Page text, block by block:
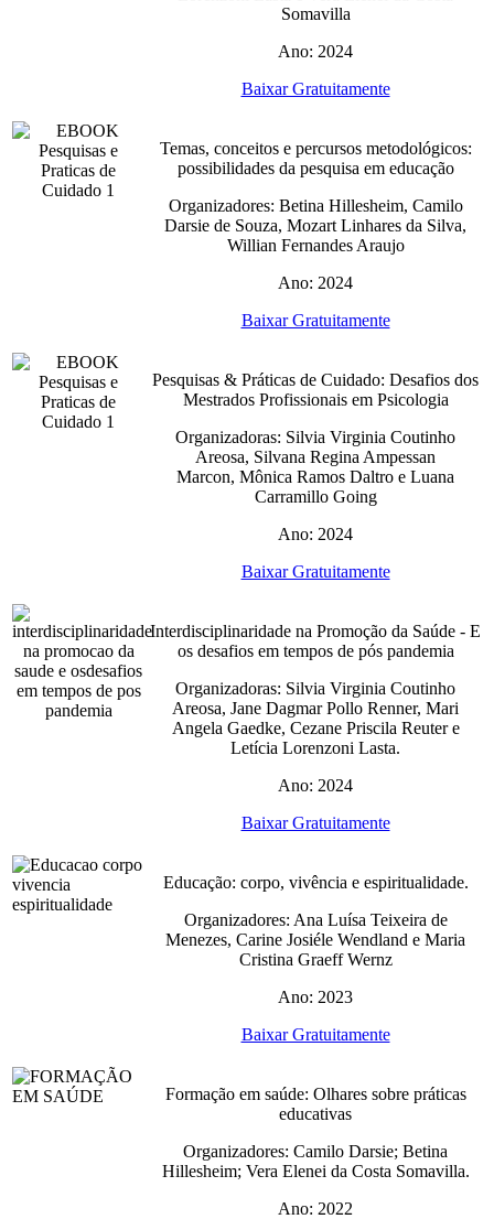
Somavilla
Ano: 2024
Baixar Gratuitamente
Temas, conceitos e percursos metodológicos:
possibilidades da pesquisa em educação
Organizadores: Betina Hillesheim, Camilo
Darsie de Souza, Mozart Linhares da Silva,
Willian Fernandes Araujo
Ano: 2024
Baixar Gratuitamente
Pesquisas & Práticas de Cuidado: Desafios dos
Mestrados Profissionais em Psicologia
Organizadoras: Silvia Virginia Coutinho
Areosa, Silvana Regina Ampessan
Marcon, Mônica Ramos Daltro e Luana
Carramillo Going
Ano: 2024
Baixar Gratuitamente
Interdisciplinaridade na Promoção da Saúde - E
os desafios em tempos de pós pandemia
Organizadoras: Silvia Virginia Coutinho
Areosa, Jane Dagmar Pollo Renner, Mari
Angela Gaedke, Cezane Priscila Reuter e
Letícia Lorenzoni Lasta.
Ano: 2024
Baixar Gratuitamente
Educação: corpo, vivência e espiritualidade.
Organizadores: Ana Luísa Teixeira de
Menezes, Carine Josiéle Wendland e Maria
Cristina Graeff Wernz
Ano: 2023
Baixar Gratuitamente
Formação em saúde: Olhares sobre práticas
educativas
Organizadores: Camilo Darsie; Betina
Hillesheim; Vera Elenei da Costa Somavilla.
Ano: 2022